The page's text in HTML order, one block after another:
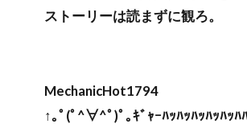
ストーリーは読まずに観ろ。
MechanicHot1794
↑｡ﾟ(ﾟ^∀^ﾟ)ﾟ｡ｷﾞｬｰﾊｯﾊｯﾊｯﾊｯﾊｯﾊ